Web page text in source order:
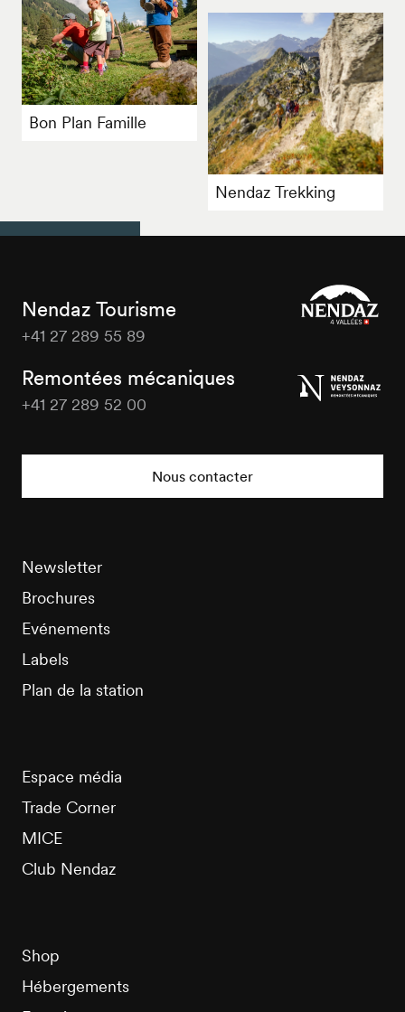
Bon Plan Famille
Nendaz Trekking
Nendaz Tourisme
+41 27 289 55 89
Remontées mécaniques
+41 27 289 52 00
Nous contacter
Newsletter
Brochures
Evénements
Labels
Plan de la station
Espace média
Trade Corner
MICE
Club Nendaz
Shop
Hébergements